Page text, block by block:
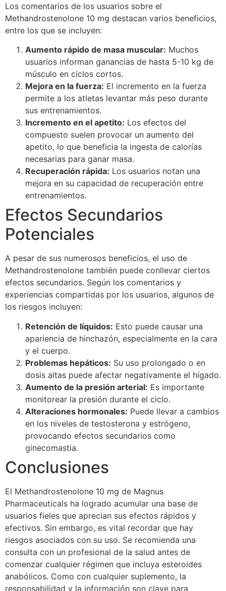
Los comentarios de los usuarios sobre el
Methandrostenolone 10 mg destacan varios beneficios,
entre los que se incluyen:
Aumento rápido de masa muscular: Muchos
usuarios informan ganancias de hasta 5-10 kg de
músculo en ciclos cortos.
Mejora en la fuerza: El incremento en la fuerza
permite a los atletas levantar más peso durante
sus entrenamientos.
Incremento en el apetito: Los efectos del
compuesto suelen provocar un aumento del
apetito, lo que beneficia la ingesta de calorías
necesarias para ganar masa.
Recuperación rápida: Los usuarios notan una
mejora en su capacidad de recuperación entre
entrenamientos.
Efectos Secundarios
Potenciales
A pesar de sus numerosos beneficios, el uso de
Methandrostenolone también puede conllevar ciertos
efectos secundarios. Según los comentarios y
experiencias compartidas por los usuarios, algunos de
los riesgos incluyen:
Retención de líquidos: Esto puede causar una
apariencia de hinchazón, especialmente en la cara
y el cuerpo.
Problemas hepáticos: Su uso prolongado o en
dosis altas puede afectar negativamente el hígado.
Aumento de la presión arterial: Es importante
monitorear la presión durante el ciclo.
Alteraciones hormonales: Puede llevar a cambios
en los niveles de testosterona y estrógeno,
provocando efectos secundarios como
ginecomastia.
Conclusiones
El Methandrostenolone 10 mg de Magnus
Pharmaceuticals ha logrado acumular una base de
usuarios fieles que aprecian sus efectos rápidos y
efectivos. Sin embargo, es vital recordar que hay
riesgos asociados con su uso. Se recomienda una
consulta con un profesional de la salud antes de
comenzar cualquier régimen que incluya esteroides
anabólicos. Como con cualquier suplemento, la
responsabilidad y la información son clave para